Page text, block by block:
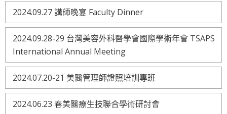
2024.09.27 講師晚宴 Faculty Dinner
2024.09.28-29 台灣美容外科醫學會國際學術年會 TSAPS
International Annual Meeting
2024.07.20-21 美醫管理師證照培訓專班
2024.06.23 春美醫療生技聯合學術研討會